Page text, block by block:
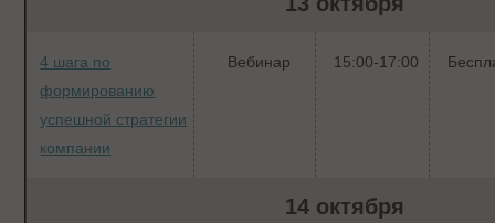
4 шага по
формированию
успешной стратегии
компании
Вебинар 15:00-17:00
14 октября